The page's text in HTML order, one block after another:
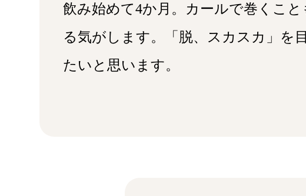
飲み始めて4か⽉。カールで巻くこと
る気がします。「脱、スカスカ」を
たいと思います。